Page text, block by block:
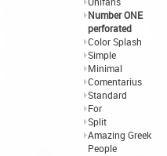
Number ONE
perforated
Color Splash
Simple
Minimal
Comentarius
Standard
For
Split
Amazing Greek
People